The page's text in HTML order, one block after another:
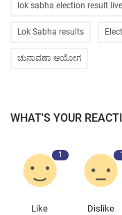
lok sabha election result live
Lok Sabha results
ಚುನಾವಣಾ ಆಯೋಗ
WHAT'S YOUR
1
Like
1
Dislike